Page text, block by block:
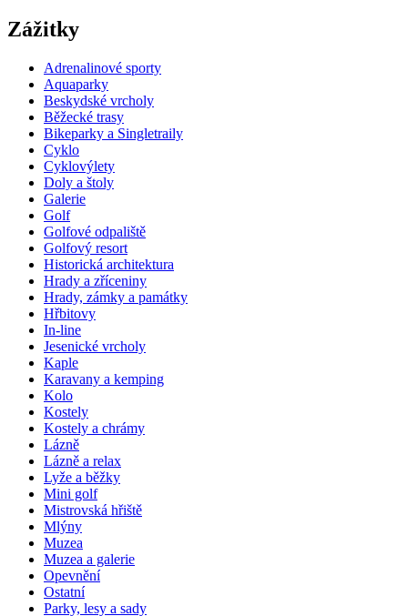
Zážitky
Adrenalinové sporty
Aquaparky
Beskydské vrcholy
Běžecké trasy
Bikeparky a Singletraily
Cyklo
Cyklovýlety
Doly a štoly
Galerie
Golf
Golfové odpaliště
Golfový resort
Historická architektura
Hrady a zříceniny
Hrady, zámky a památky
Hřbitovy
In-line
Jesenické vrcholy
Kaple
Karavany a kemping
Kolo
Kostely
Kostely a chrámy
Lázně
Lázně a relax
Lyže a běžky
Mini golf
Mistrovská hřiště
Mlýny
Muzea
Muzea a galerie
Opevnění
Ostatní
Parky, lesy a sady